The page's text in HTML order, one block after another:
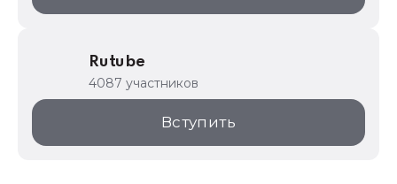
Rutube
4087 участников
Вступить